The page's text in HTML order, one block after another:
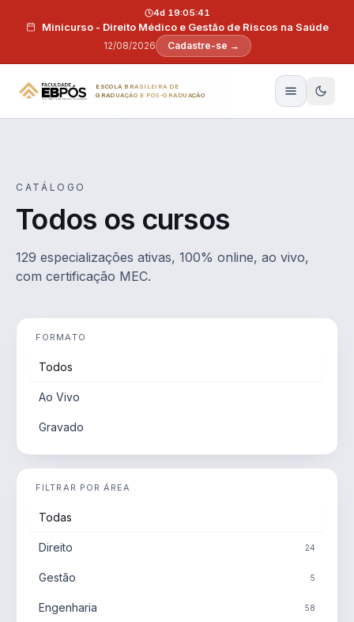
Minicurso - Direito Médico e Gestão de Riscos na Saúde
12/08/2026
4d 19:05:40
Cadastre-se →
ESCOLA BRASILEIRA DE
GRADUAÇÃO E PÓS-GRADUAÇÃO
CATÁLOGO
Todos os cursos
129 especializações ativas, 100% online, ao vivo,
com certificação MEC.
FORMATO
Todos
Ao Vivo
Gravado
FILTRAR POR ÁREA
Todas
Direito 24
Gestão 5
Engenharia 58